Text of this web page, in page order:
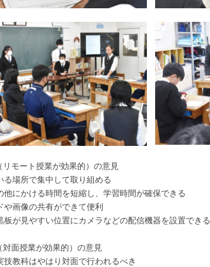
モート授業が効果的）の意見
る場所で集中して取り組める
他にかける時間を短縮し、学習時間が確保できる
や画像の共有ができて便利
板が見やすい位置にカメラなどの配信機器を設置できる
面授業が効果的）の意見
技教科はやはり対面で行われるべき